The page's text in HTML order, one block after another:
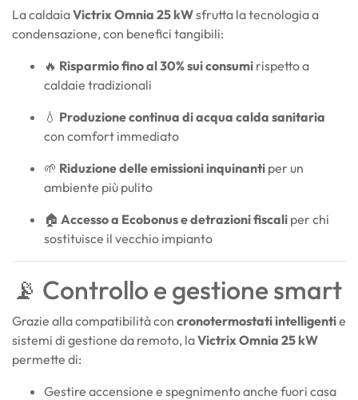
La caldaiaVictrix Omnia 25 kWsfrutta la tecnologia a
condensazione, con benefici tangibili:
🔥 Risparmio fino al 30% sui consumi rispetto a
caldaie tradizionali
💧 Produzione continua di acqua calda sanitaria
con comfort immediato
🌱 Riduzione delle emissioni inquinanti per un
ambiente più pulito
🏠 Accesso a Ecobonus e detrazioni fiscali per chi
sostituisce il vecchio impianto
📡 Controllo e gestione smart
Grazie alla compatibilità con cronotermostati intelligentie
sistemi di gestione da remoto, laVictrix Omnia 25 kW
permette di:
Gestire accensione e spegnimento anche fuori casa